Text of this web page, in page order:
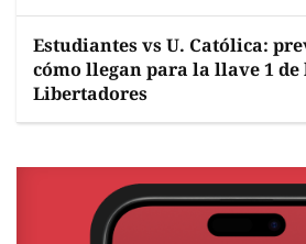
Estudiantes vs U. Católica:
cómo llegan para la llave 1 de
Libertadores